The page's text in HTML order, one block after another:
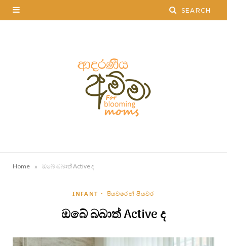
Home » ඔබේ බබාත් Active ද
INFANT පියවරෙන් පියවර
ඔබේ බබාත් Active ද